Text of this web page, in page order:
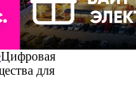
Цифровая
для